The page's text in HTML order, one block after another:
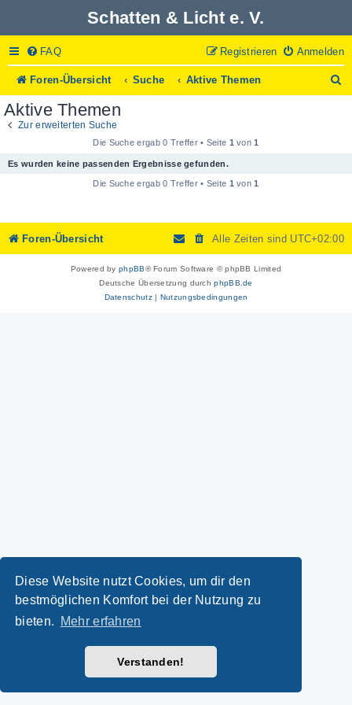
Diese Website nutzt Cookies, um dir den
bestmöglichen Komfort bei der Nutzung zu
bieten.
Mehr erfahren
Verstanden!
Schatten & Licht e. V.
FAQ Anmelden
Registrieren
Foren-Übersicht Suche Aktive Themen
u
Aktive Themen
Zur erweiterten Suche
Die Suche ergab 0 Treffer • Seite 1von1
Es wurden keine passenden Ergebnisse gefunden.
Die Suche ergab 0 Treffer • Seite 1von1
Foren-Übersicht Alle Zeiten sind UTC+02:00
Powered byphpBB® Forum Software © phpBB Limited
Deutsche Übersetzung durchphpBB.de
Datenschutz| Nutzungsbedingungen